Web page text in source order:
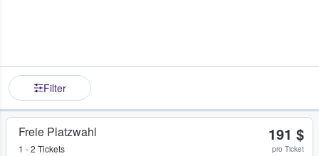
Filter
Freie Platzwahl
1 - 2 Tickets
191 $
pro Ticket